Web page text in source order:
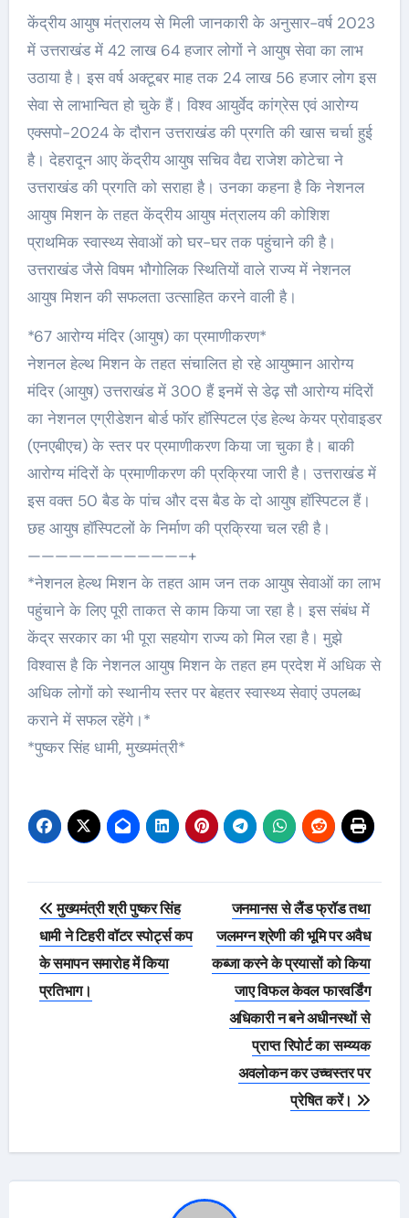
केंद्रीय आयुष मंत्रालय से मिली जानकारी के अनुसार-वर्ष 2023
में उत्तराखंड में 42 लाख 64 हजार लोगों ने आयुष सेवा का लाभ
उठाया है। इस वर्ष अक्टूबर माह तक 24 लाख 56 हजार लोग इस
सेवा से लाभान्वित हो चुके हैं। विश्व आयुर्वेद कांग्रेस एवं आरोग्य
एक्सपो-2024 के दौरान उत्तराखंड की प्रगति की खास चर्चा हुई
है। देहरादून आए केंद्रीय आयुष सचिव वैद्य राजेश कोटेचा ने
उत्तराखंड की प्रगति को सराहा है। उनका कहना है कि नेशनल
आयुष मिशन के तहत केंद्रीय आयुष मंत्रालय की कोशिश
प्राथमिक स्वास्थ्य सेवाओं को घर-घर तक पहुंचाने की है।
उत्तराखंड जैसे विषम भौगोलिक स्थितियों वाले राज्य में नेशनल
आयुष मिशन की सफलता उत्साहित करने वाली है।
*67 आरोग्य मंदिर (आयुष) का प्रमाणीकरण*
नेशनल हेल्थ मिशन के तहत संचालित हो रहे आयुष्मान आरोग्य
मंदिर (आयुष) उत्तराखंड में 300 हैं इनमें से डेढ़ सौ आरोग्य मंदिरों
का नेशनल एग्रीडेशन बोर्ड फाॅर हाॅस्पिटल एंड हेल्थ केयर प्रोवाइडर
(एनएबीएच) के स्तर पर प्रमाणीकरण किया जा चुका है। बाकी
आरोग्य मंदिरों के प्रमाणीकरण की प्रक्रिया जारी है। उत्तराखंड में
इस वक्त 50 बैड के पांच और दस बैड के दो आयुष हाॅस्पिटल हैं।
छह आयुष हाॅस्पिटलों के निर्माण की प्रक्रिया चल रही है।
———————————–+
*नेशनल हेल्थ मिशन के तहत आम जन तक आयुष सेवाओं का लाभ
पहुंचाने के लिए पूरी ताकत से काम किया जा रहा है। इस संबंध मेें
केंद्र सरकार का भी पूरा सहयोग राज्य को मिल रहा है। मुझे
विश्वास है कि नेशनल आयुष मिशन के तहत हम प्रदेश में अधिक से
अधिक लोगों को स्थानीय स्तर पर बेहतर स्वास्थ्य सेवाएं उपलब्ध
कराने में सफल रहेंगे।*
*पुष्कर सिंह धामी, मुख्यमंत्री*
Post
navigation
मुख्यमंत्री श्री पुष्कर सिंह
धामी ने टिहरी वॉटर स्पोर्ट्स कप
के समापन समारोह में किया
प्रतिभाग।
जनमानस से लैंड फ्रॉड तथा
जलमग्न श्रेणी की भूमि पर अवैध
कब्जा करने के प्रयासों को किया
जाए विफल केवल फारवर्डिंग
अधिकारी न बने अधीनस्थों से
प्राप्त रिपोर्ट का सम्य्यक
अवलोकन कर उच्चस्तर पर
प्रेषित करें।